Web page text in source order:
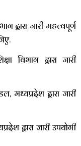
द्वारा जारी महत्वपूर्ण
विभाग द्वारा जारी
मध्यप्रदेश द्वारा जारी
द्वारा जारी उपयोगी